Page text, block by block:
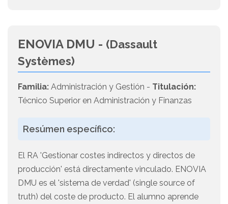
ENOVIA DMU - (Dassault
Systèmes)
Familia: Administración y Gestión - Titulación:
Técnico Superior en Administración y Finanzas
Resúmen específico:
El RA 'Gestionar costes indirectos y directos de
producción' está directamente vinculado. ENOVIA
DMU es el 'sistema de verdad' (single source of
truth) del coste de producto. El alumno aprende